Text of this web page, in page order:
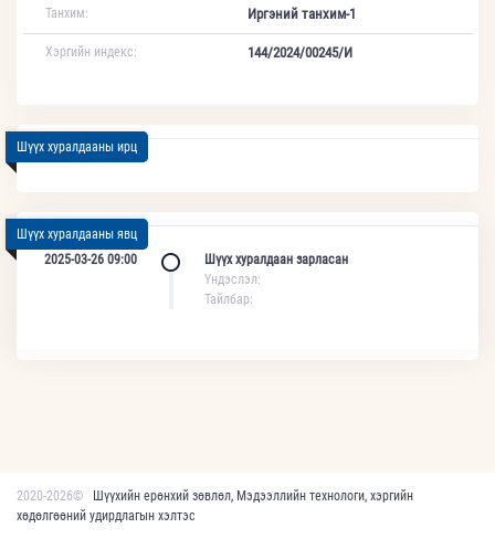
Танхим: Иргэний танхим-1
Хэргийн индекс: 144/2024/00245/И
Шүүх хуралдааны ирц
Шүүх хуралдааны явц
2025-03-26 09:00
Шүүх хуралдаан зарласан
Үндэслэл:
Тайлбар:
2020-2026©
Шүүхийн ерөнхий зөвлөл, Мэдээллийн технологи, хэргийн
хөдөлгөөний удирдлагын хэлтэс